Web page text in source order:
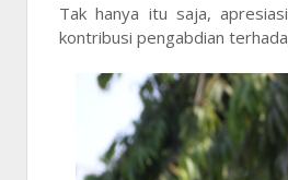
Tak hanya itu saja,
kontribusi pengabdian